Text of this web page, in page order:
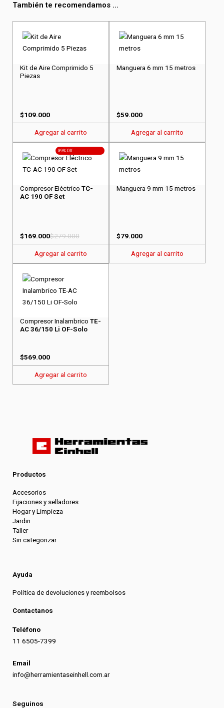
También te recomendamos ...
Kit de Aire Comprimido 5
Piezas
$109.000
Agregar al carrito
Manguera 6 mm 15 metros
$59.000
Agregar al carrito
39% Off
Compresor Eléctrico TC-
AC 190 OF Set
$279.000
$169.000
Agregar al carrito
Manguera 9 mm 15 metros
$79.000
Agregar al carrito
Compresor Inalambrico TE-
AC 36/150 Li OF-Solo
$569.000
Agregar al carrito
Productos
Accesorios
Fijaciones y selladores
Hogar y Limpieza
Jardin
Taller
Sin categorizar
Ayuda
Política de devoluciones y reembolsos
Contactanos
Teléfono
11 6505-7399
Email
info@herramientaseinhell.com.ar
Seguinos